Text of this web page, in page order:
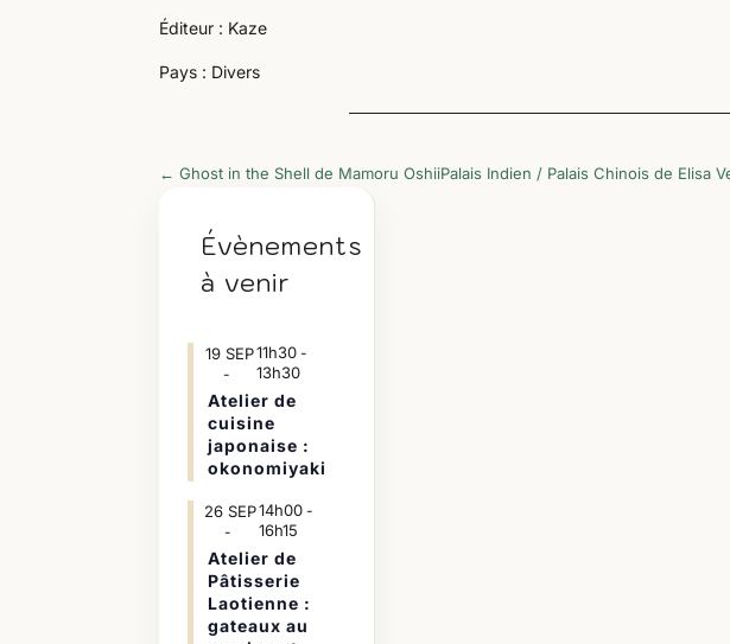
Éditeur : Kaze
Pays : Divers
←Ghost in the Shell de Mamoru OshiiPalais Indien / Palais Chinois de Elisa
Évènements
à venir
19 SEP11h30 -
13h30
Atelier de
cuisine
japonaise :
okonomiyaki
26 SEP14h00-
16h15
Atelier de
Pâtisserie
Laotienne :
gateaux au